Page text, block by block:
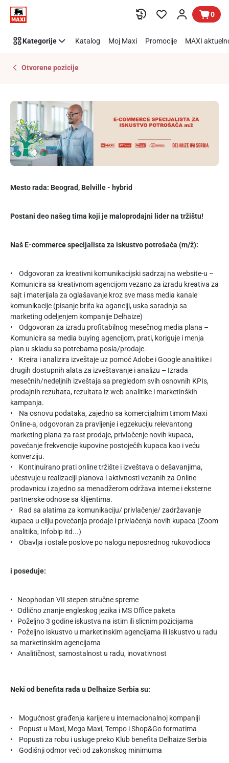
Preskoči link
commerce
potrošača
0
Kategorije Katalog Moj Maxi Promocije MAXI
Otvorene pozicije
Mesto rada: Beograd, Belville - hybrid
Postani deo našeg tima koji je maloprodajni lider na tržištu!
Naš E-commerce specijalista za iskustvo potrošača (m/ž):
• Odgovoran za kreativni komunikacijski sadrzaj na website-u –
Komunicira sa kreativnom agencijom vezano za izradu kreativa za
sajt i materijala za oglašavanje kroz sve mass media kanale
komunikacije (pisanje brifa ka aganciji, uska saradnja sa
marketing odeljenjem kompanije Delhaize)
• Odgovoran za izradu profitabilnog mesečnog media plana –
Komunicira sa media buying agencijom, prati, koriguje i menja
plan u skladu sa potrebama posla/prodaje.
• Kreira i analizira izveštaje uz pomoć Adobe i Google analitike i
drugih dostupnih alata za izveštavanje i analizu – Izrada
mesečnih/nedeljnih izveštaja sa pregledom svih osnovnih KPIs,
prodajnih rezultata, rezultata iz web analitike i marketinških
kampanja.
• Na osnovu podataka, zajedno sa komercijalnim timom Maxi
Online-a, odgovoran za pravljenje i egzekuciju relevantong
marketing plana za rast prodaje, privlačenje novih kupaca,
povećanje frekvencije kupovine postoječih kupaca kao i veću
konverziju.
• Kontinuirano prati online tržište i izveštava o dešavanjima,
učestvuje u realizaciji planova i aktivnosti vezanih za Online
prodavnicu i zajedno sa menadžerom održava interne i eksterne
partnerske odnose sa klijentima.
• Rad sa alatima za komunikaciju/ privlačenje/ zadržavanje
kupaca u cilju povećanja prodaje i privlačenja novih kupaca (Zoom
analitika, Infobip itd...)
• Obavlja i ostale poslove po nalogu neposrednog rukovodioca
i poseduje:
• Neophodan VII stepen stručne spreme
• Odlično znanje engleskog jezika i MS Office paketa
• Poželjno 3 godine iskustva na istim ili slicnim pozicijama
• Poželjno iskustvo u marketinskim agencijama ili iskustvo u radu
sa marketinskim agencijama
• Analitičnost, samostalnost u radu, inovativnost
Neki od benefita rada u Delhaize Serbia su:
• Mogućnost građenja karijere u internacionalnoj kompaniji
• Popust u Maxi, Mega Maxi, Tempo i Shop&Go formatima
• Popusti za robu i usluge preko Klub benefita Delhaize Serbia
• Godišnji odmor veći od zakonskog minimuma